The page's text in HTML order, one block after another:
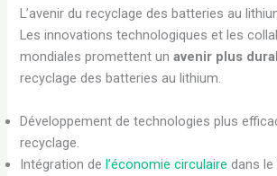
L’avenir du recyclage des batteries au
Les innovations technologiques et les
mondiales promettent unavenir plus
recyclage des batteries au lithium.
Développement de technologies plus
recyclage.
Intégration del’économie circulaire dans